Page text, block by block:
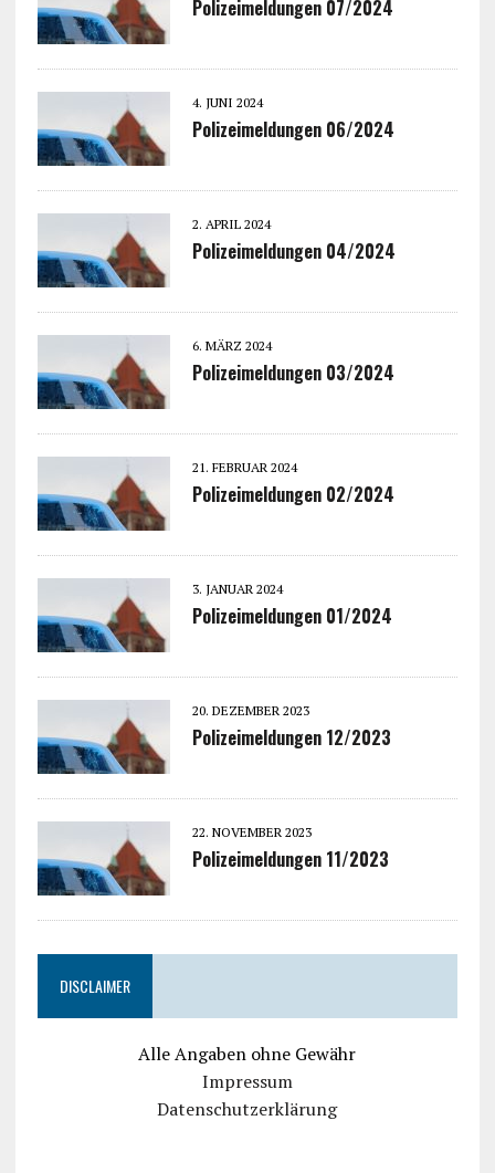
Polizeimeldungen 07/2024
4. JUNI 2024
Polizeimeldungen 06/2024
2. APRIL 2024
Polizeimeldungen 04/2024
6. MÄRZ 2024
Polizeimeldungen 03/2024
21. FEBRUAR 2024
Polizeimeldungen 02/2024
3. JANUAR 2024
Polizeimeldungen 01/2024
20. DEZEMBER 2023
Polizeimeldungen 12/2023
22. NOVEMBER 2023
Polizeimeldungen 11/2023
DISCLAIMER
Alle Angaben ohne Gewähr
Impressum
Datenschutzerklärung